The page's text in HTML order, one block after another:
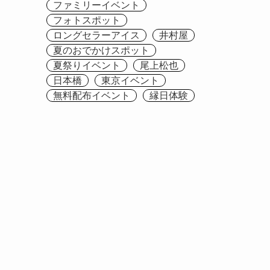
ファミリーイベント
フォトスポット
ロングセラーアイス
井村屋
夏のおでかけスポット
夏祭りイベント
尾上松也
日本橋
東京イベント
無料配布イベント
縁日体験